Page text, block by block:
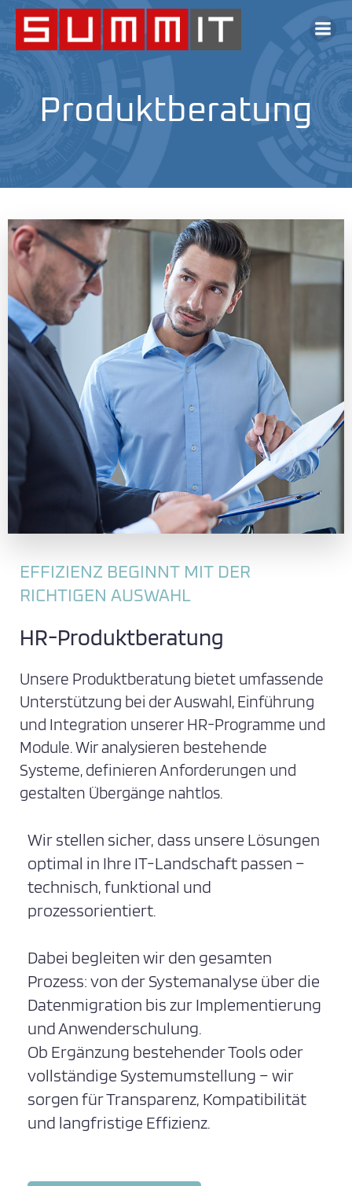
Produktberatung
EFFIZIENZ BEGINNT MIT DER
RICHTIGEN AUSWAHL
HR-Produktberatung
Unsere Produktberatung bietet umfassende
Unterstützung bei der Auswahl, Einführung
und Integration unserer HR-Programme und
Module. Wir analysieren bestehende
Systeme, definieren Anforderungen und
gestalten Übergänge nahtlos.
Wir stellen sicher, dass unsere Lösungen
optimal in Ihre IT-Landschaft passen –
technisch, funktional und
prozessorientiert.
Dabei begleiten wir den gesamten
Prozess: von der Systemanalyse über die
Datenmigration bis zur Implementierung
und Anwenderschulung.
Ob Ergänzung bestehender Tools oder
vollständige Systemumstellung – wir
sorgen für Transparenz, Kompatibilität
und langfristige Effizienz.